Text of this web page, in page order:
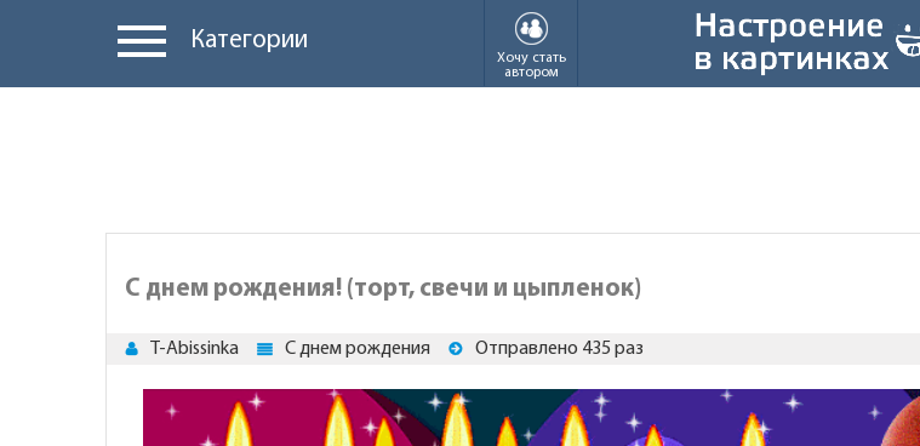
Категории
Хочу стать
автором
С днем рождения! (торт, свечи и цыпленок)
T-Abissinka С днем рождения Отправлено 435 раз